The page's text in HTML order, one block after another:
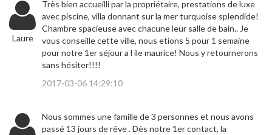
Laure
Très bien accueilli par la propriétaire, prestations de luxe
avec piscine, villa donnant sur la mer turquoise splendide!
Chambre spacieuse avec chacune leur salle de bain.. Je
vous conseille cette ville, nous etions 5 pour 1 semaine
pour notre 1er séjour a l ile maurice! Nous y retournerons
sans hésiter!!!!
2017-03-06 14:29:10
Nous sommes une famille de 3 personnes et nous avons
passé 13 jours de rêve . Dès notre 1er contact, la